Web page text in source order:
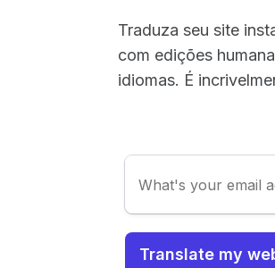
Traduza seu site
com edições
idiomas. É